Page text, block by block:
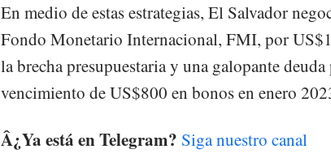
En medio de estas estrategias, El Salvador
Fondo Monetario Internacional, FMI, por
la brecha presupuestaria y una galopante
vencimiento de US$800 en bonos en enero
Â¿Ya está en Telegram? Siga nuestro canal